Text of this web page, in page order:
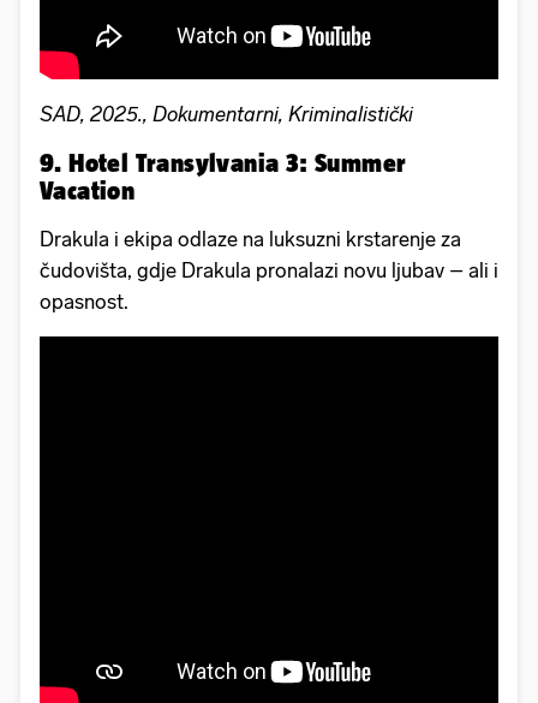
SAD, 2025., Dokumentarni, Kriminalistički
9. Hotel Transylvania 3: Summer
Vacation
Drakula i ekipa odlaze na luksuzni krstarenje za
čudovišta, gdje Drakula pronalazi novu ljubav – ali i
opasnost.